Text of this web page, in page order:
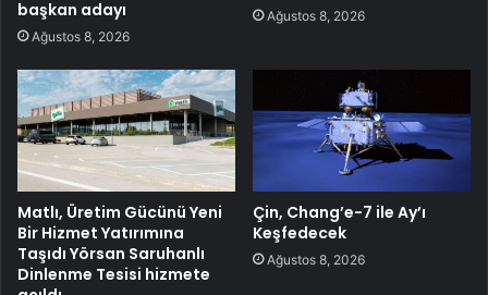
başkan adayı
Ağustos 8, 2026
Ağustos 8, 2026
Matlı, Üretim Gücünü Yeni
Bir Hizmet Yatırımına
Taşıdı Yörsan Saruhanlı
Dinlenme Tesisi hizmete
Çin, Chang’e-7 ile Ay’ı
Keşfedecek
Ağustos 8, 2026